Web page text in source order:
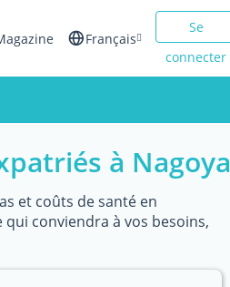
Français
Italiano
Se
connecter
à Nagoya
et coûts de santé en
conviendra à vos besoins,